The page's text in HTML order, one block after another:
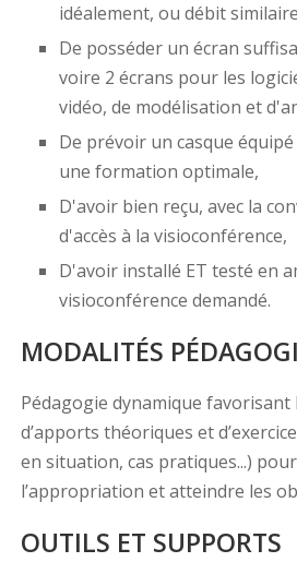
idéalement, ou débit
De posséder un écran
voire 2 écrans pour les
vidéo, de modélisation et
De prévoir un casque
une formation optimale,
D'avoir bien reçu, avec la
d'accès à la visioconférence,
D'avoir installé ET testé en
visioconférence demandé.
MODALITÉS
Pédagogie dynamique favorisant
d’apports théoriques et
en situation, cas pratiques...)
l’appropriation et atteindre les
OUTILS ET SUPPORTS